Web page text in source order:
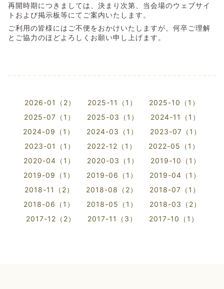
再開時期につきましては、決まり次第、当会場のウェブサイ
トおよび掲示板等にてご案内いたします。
ご利用の皆様にはご不便をおかけいたしますが、何卒ご理解
とご協力のほどよろしくお願い申し上げます。
2026-01（2） 2025-11（1）
2025-10（1）
2025-07（1）
2025-03（1）
2024-11（1）
2024-09（1）
2024-03（1）
2023-07（1）
2023-01（1）
2022-12（1）
2022-05（1）
2020-04（1）
2020-03（1）
2019-10（1）
2019-09（1）
2019-06（1）
2019-04（1）
2018-11（2）
2018-08（2）
2018-07（1）
2018-06（1）
2018-05（1）
2018-03（2）
2017-12（2）
2017-11（3） 2017-10（1）